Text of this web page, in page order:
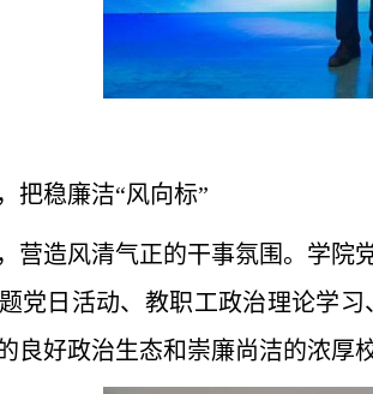
把稳廉洁“风向标”
营造风清气正的干事氛围。学院
党日活动、教职工政治理论学
良好政治生态和崇廉尚洁的浓厚